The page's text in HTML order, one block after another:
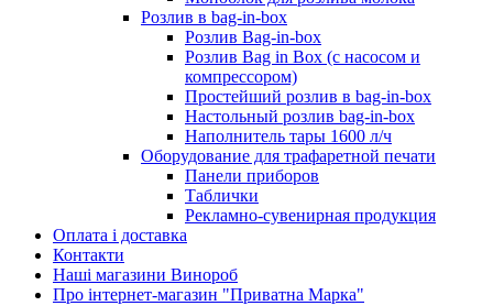
Розлив в bag-in-box
Розлив Bag-in-box
Розлив Bag in Box (с насосом и
компрессором)
Простейший розлив в bag-in-box
Настольный розлив bag-in-box
Наполнитель тары 1600 л/ч
Оборудование для трафаретной печати
Панели приборов
Таблички
Рекламно-сувенирная продукция
Оплата і доставка
Контакти
Наші магазини Винороб
Про інтернет-магазин "Приватна Марка"